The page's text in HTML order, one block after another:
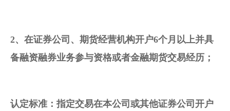
2、在证券公司、 期货经营机构开户6个月以上并具
备融资融券业务参与资格或者金融期货交易经历；
认定标准：指定交易在本公司或其他证券公司开户